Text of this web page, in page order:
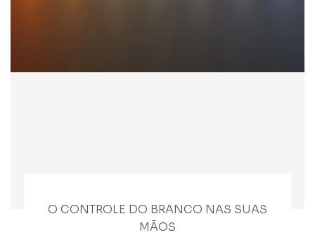
O CONTROLE DO BRANCO NAS SUAS
MÃOS